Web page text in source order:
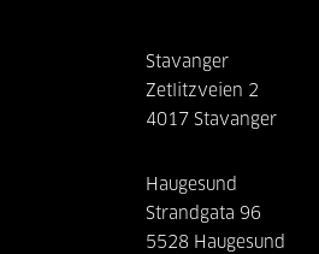
Stavanger
Zetlitzveien 2
4017 Stavanger
Haugesund
Strandgata 96
5528 Haugesund